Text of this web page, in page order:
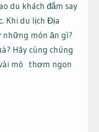
du khách đắm say
Khi du lịch Địa
những món ăn gì?
Hãy cùng chúng
mó thơm ngon